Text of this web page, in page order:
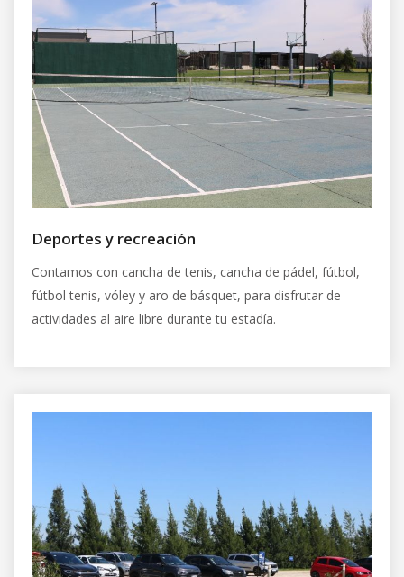
Deportes y recreación
Contamos con cancha de tenis, cancha de pádel, fútbol,
fútbol tenis, vóley y aro de básquet, para disfrutar de
actividades al aire libre durante tu estadía.